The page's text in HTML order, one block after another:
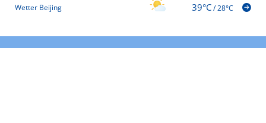
Wetter Beijing 39°C/28°C